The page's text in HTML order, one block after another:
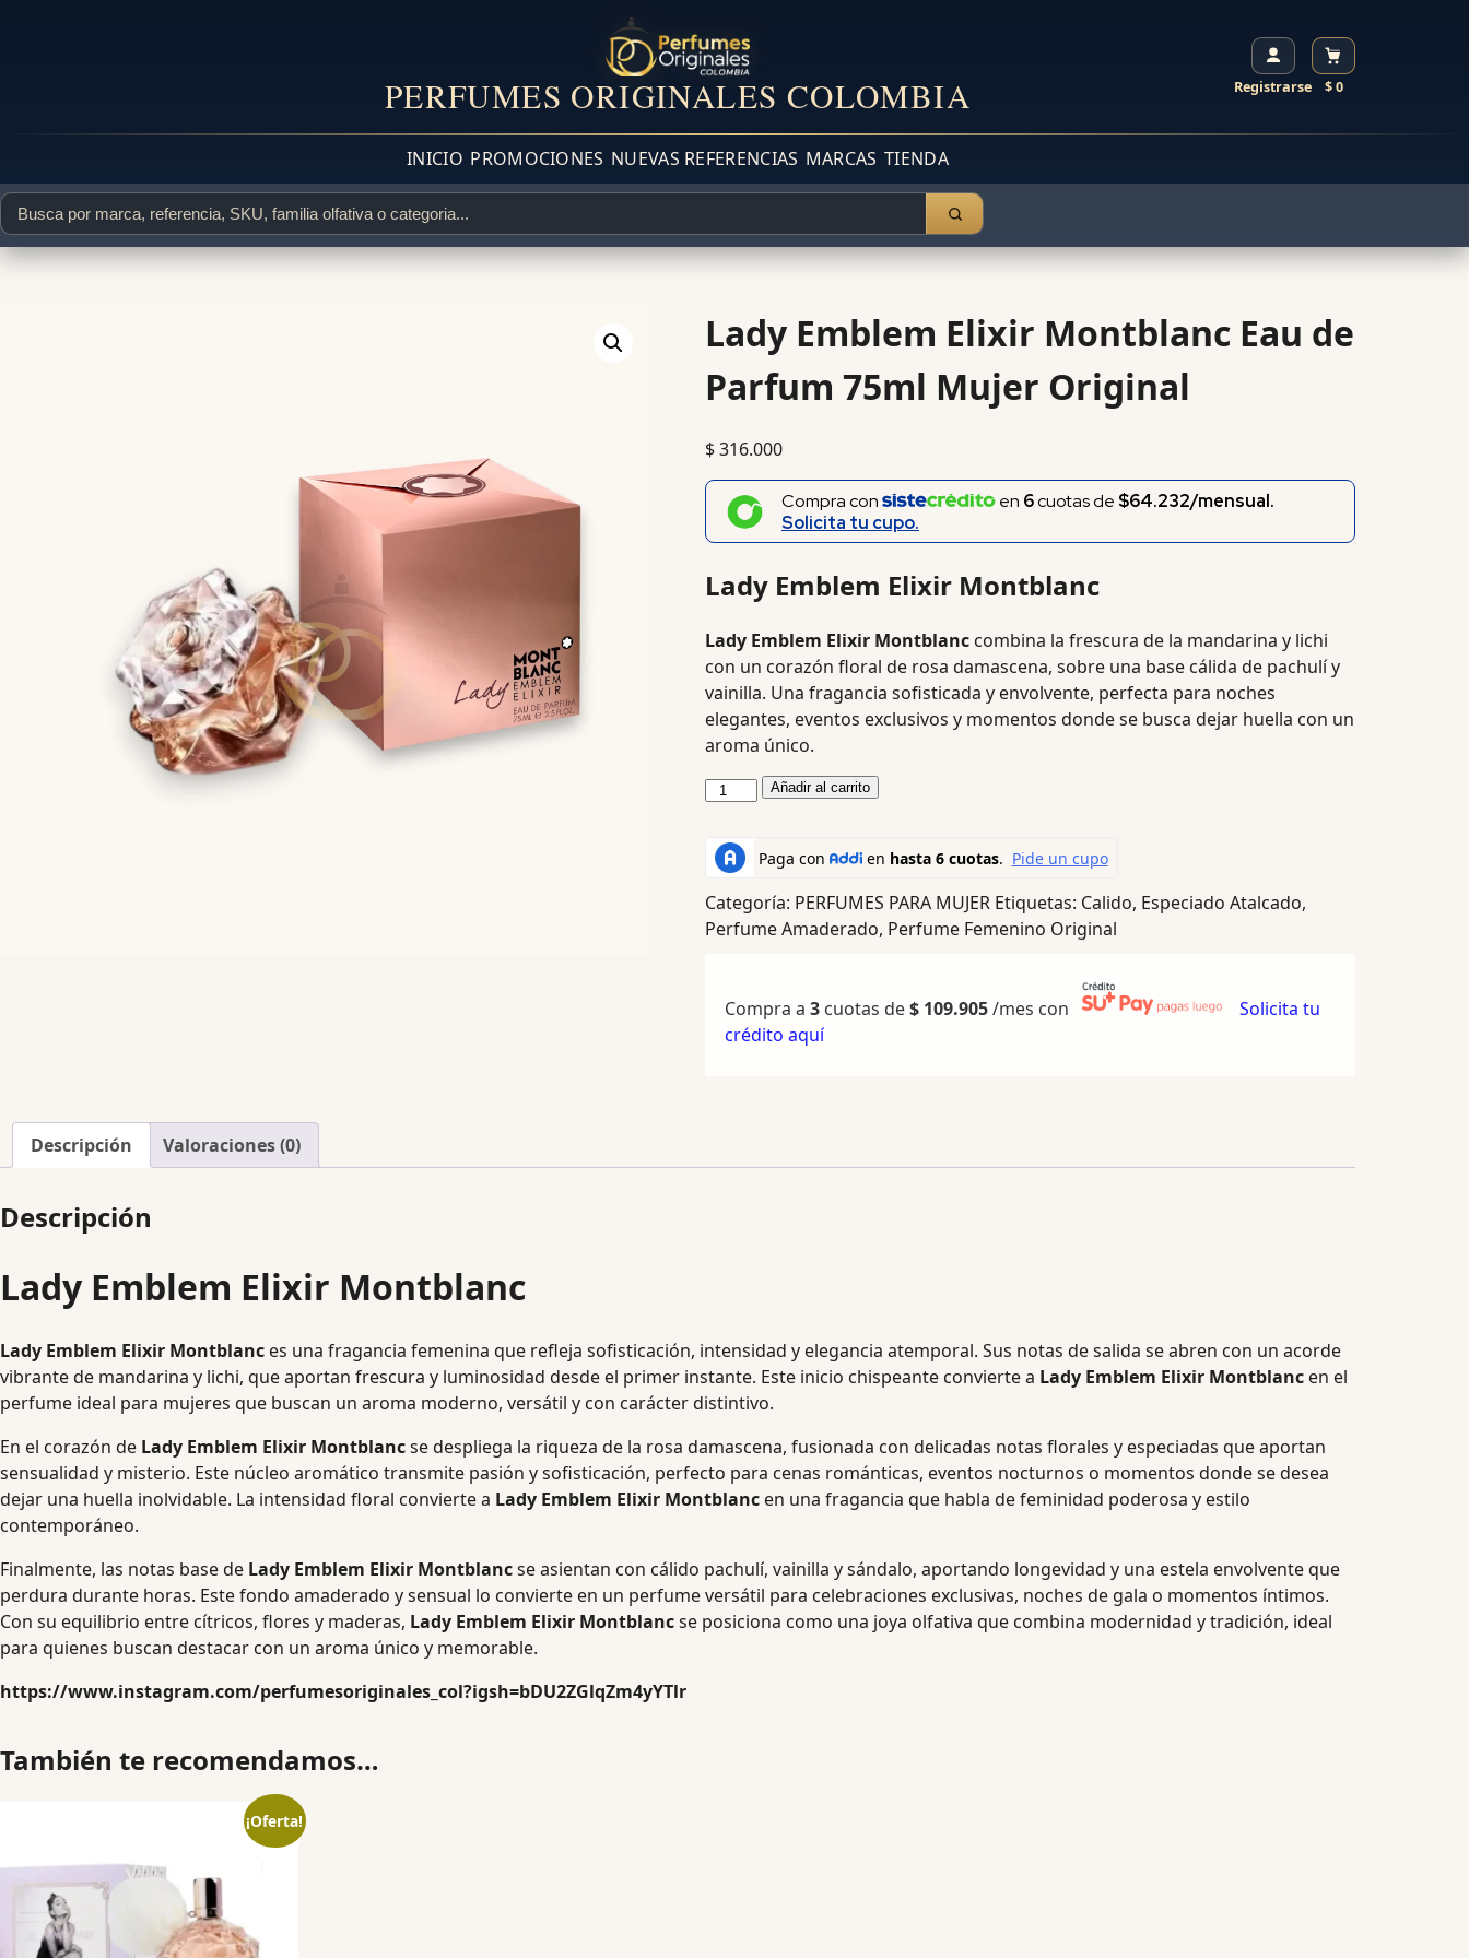
PERFUMES ORIGINALES COLOMBIA Registrarse $ 0
INICIO PROMOCIONES NUEVAS REFERENCIAS MARCAS TIENDA
Lady Emblem Elixir Montblanc Eau de
Parfum 75ml Mujer Original
$316.000
Compra con en 6cuotas de $64.232/mensual.
Solicita tu cupo.
Lady Emblem Elixir Montblanc
Lady Emblem Elixir Montblanccombina la frescura de la mandarina y lichi
con un corazón floral de rosa damascena, sobre una base cálida de pachulí y
vainilla. Una fragancia sofisticada y envolvente, perfecta para noches
elegantes, eventos exclusivos y momentos donde se busca dejar huella con un
aroma único.
Añadir al carrito
Categoría: PERFUMES PARA MUJER Etiquetas: Calido, Especiado Atalcado,
Perfume Amaderado, Perfume Femenino Original
Compra a 3cuotas de$109.905/mes con
Solicita tu
crédito aquí
Descripción Valoraciones (0)
Descripción
Lady Emblem Elixir Montblanc
Lady Emblem Elixir Montblanc es una fragancia femenina que refleja sofisticación, intensidad y elegancia atemporal. Sus notas de salida se abren con un acorde
vibrante de mandarina y lichi, que aportan frescura y luminosidad desde el primer instante. Este inicio chispeante convierte a Lady Emblem Elixir Montblanc en el
perfume ideal para mujeres que buscan un aroma moderno, versátil y con carácter distintivo.
En el corazón de Lady Emblem Elixir Montblancse despliega la riqueza de la rosa damascena, fusionada con delicadas notas florales y especiadas que aportan
sensualidad y misterio. Este núcleo aromático transmite pasión y sofisticación, perfecto para cenas románticas, eventos nocturnos o momentos donde se desea
dejar una huella inolvidable. La intensidad floral convierte a Lady Emblem Elixir Montblanc en una fragancia que habla de feminidad poderosa y estilo
contemporáneo.
Finalmente, las notas base de Lady Emblem Elixir Montblancse asientan con cálido pachulí, vainilla y sándalo, aportando longevidad y una estela envolvente que
perdura durante horas. Este fondo amaderado y sensual lo convierte en un perfume versátil para celebraciones exclusivas, noches de gala o momentos íntimos.
Con su equilibrio entre cítricos, flores y maderas, Lady Emblem Elixir Montblancse posiciona como una joya olfativa que combina modernidad y tradición, ideal
para quienes buscan destacar con un aroma único y memorable.
https://www.instagram.com/perfumesoriginales_col?igsh=bDU2ZGlqZm4yYTlr
También te recomendamos…
¡Oferta!